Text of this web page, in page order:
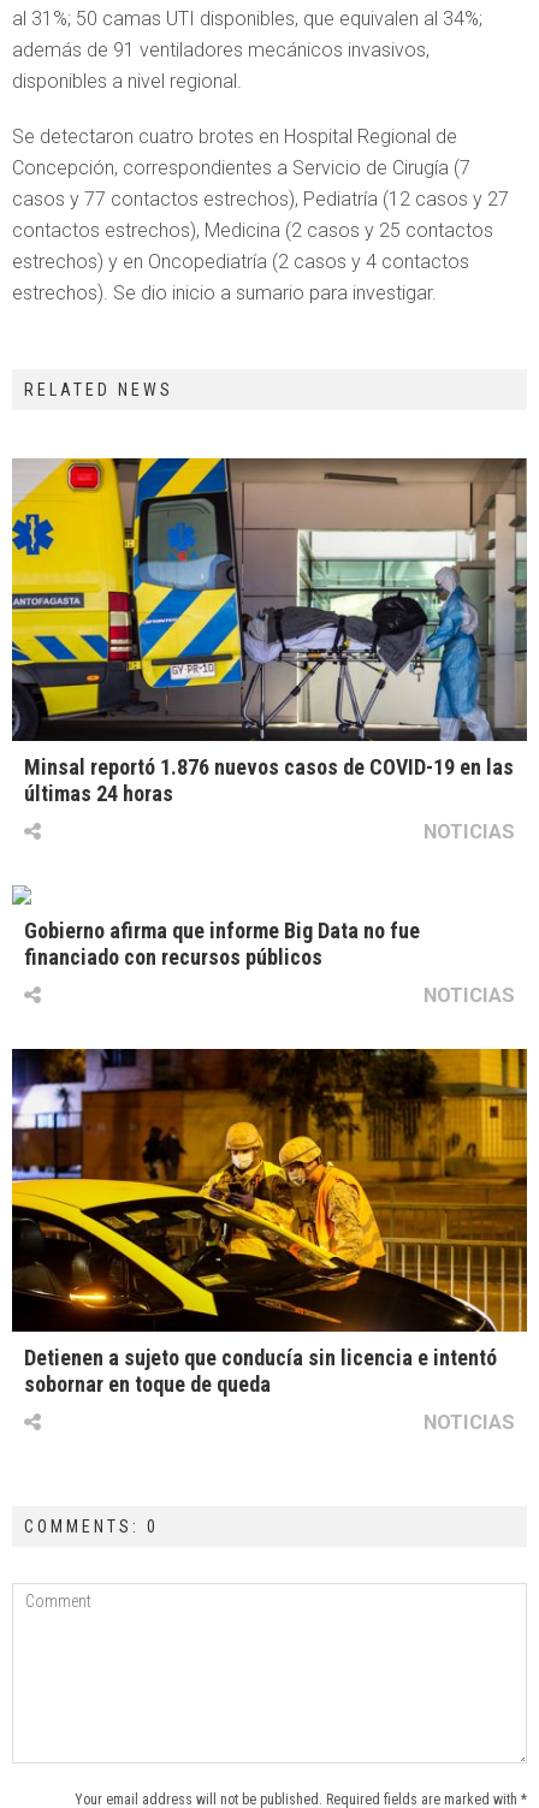
al 31%; 50 camas UTI disponibles, que equivalen al 34%;
además de 91 ventiladores mecánicos invasivos,
disponibles a nivel regional.
Se detectaron cuatro brotes en Hospital Regional de
Concepción, correspondientes a Servicio de Cirugía (7
casos y 77 contactos estrechos), Pediatría (12 casos y 27
contactos estrechos), Medicina (2 casos y 25 contactos
estrechos) y en Oncopediatría (2 casos y 4 contactos
estrechos). Se dio inicio a sumario para investigar.
RELATED NEWS
Minsal reportó 1.876 nuevos casos de COVID-19 en las
últimas 24 horas
NOTICIAS
Gobierno afirma que informe Big Data no fue
financiado con recursos públicos
NOTICIAS
Detienen a sujeto que conducía sin licencia e intentó
sobornar en toque de queda
NOTICIAS
COMMENTS: 0
Your email address will not be published. Required fields are marked with *